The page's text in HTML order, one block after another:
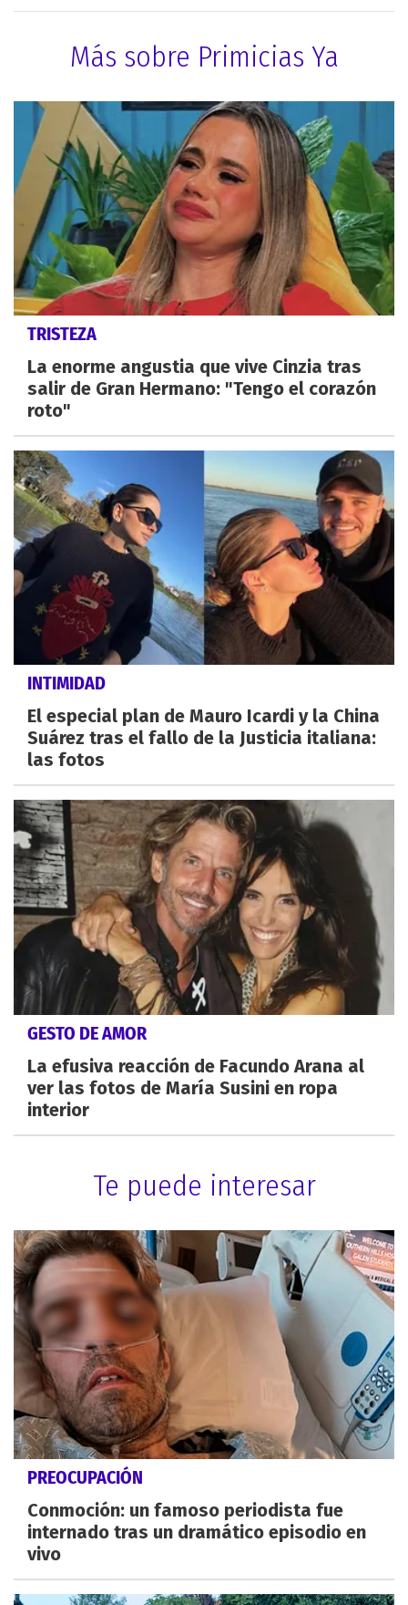
Más sobre Primicias Ya
TRISTEZA
La enorme angustia que vive Cinzia tras
salir de Gran Hermano: "Tengo el corazón
roto"
INTIMIDAD
El especial plan de Mauro Icardi y la China
Suárez tras el fallo de la Justicia italiana:
las fotos
GESTO DE AMOR
La efusiva reacción de Facundo Arana al
ver las fotos de María Susini en ropa
interior
Te puede interesar
PREOCUPACIÓN
Conmoción: un famoso periodista fue
internado tras un dramático episodio en
vivo